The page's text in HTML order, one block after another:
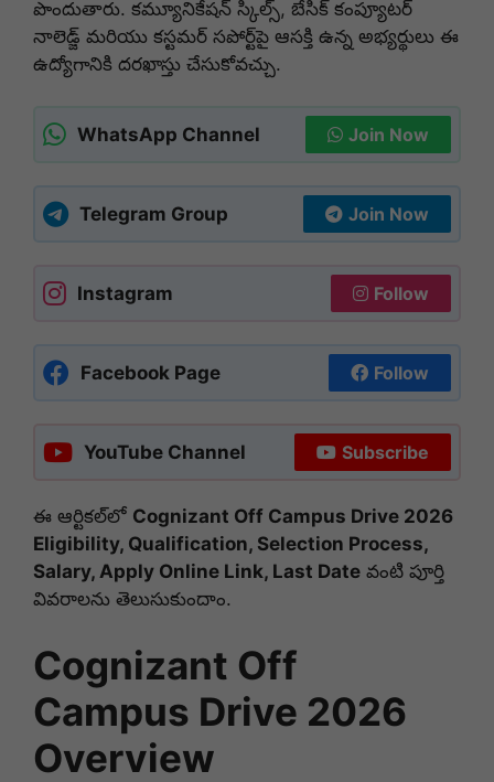
పొందుతారు. కమ్యూనికేషన్ స్కిల్స్, బేసిక్ కంప్యూటర్
నాలెడ్జ్ మరియు కస్టమర్ సపోర్ట్‌పై ఆసక్తి ఉన్న అభ్యర్థులు ఈ
ఉద్యోగానికి దరఖాస్తు చేసుకోవచ్చు.
WhatsApp Channel Join Now
Telegram Group Join Now
Instagram Follow
Facebook Page Follow
YouTube Channel Subscribe
ఈ ఆర్టికల్‌లో Cognizant Off Campus Drive 2026
Eligibility, Qualification, Selection Process,
Salary, Apply Online Link, Last Date వంటి పూర్తి
వివరాలను తెలుసుకుందాం.
Cognizant Off
Campus Drive 2026
Overview